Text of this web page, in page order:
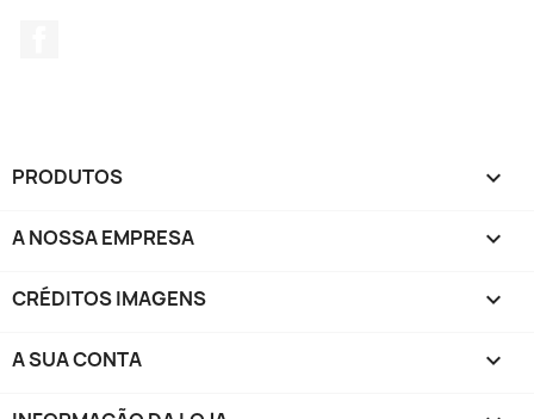
PRODUTOS 
A NOSSA EMPRESA 
CRÉDITOS IMAGENS 
A SUA CONTA 